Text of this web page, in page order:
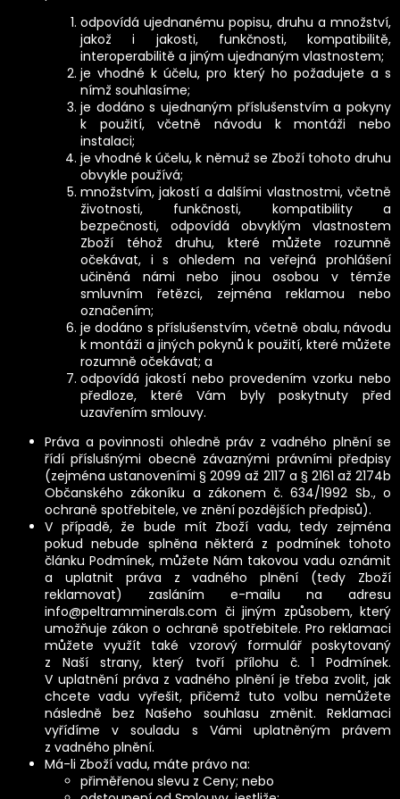
odpovídá ujednanému popisu, druhu a množství,
jakož i jakosti, funkčnosti, kompatibilitě,
interoperabilitě a jiným ujednaným vlastnostem;
je vhodné k účelu, pro který ho požadujete a s
nímž souhlasíme;
je dodáno s ujednaným příslušenstvím a pokyny
k použití, včetně návodu k montáži nebo
instalaci;
je vhodné k účelu, k němuž se Zboží tohoto druhu
obvykle používá;
množstvím, jakostí a dalšími vlastnostmi, včetně
životnosti, funkčnosti, kompatibility a
bezpečnosti, odpovídá obvyklým vlastnostem
Zboží téhož druhu, které můžete rozumně
očekávat, i s ohledem na veřejná prohlášení
učiněná námi nebo jinou osobou v témže
smluvním řetězci, zejména reklamou nebo
označením;
je dodáno s příslušenstvím, včetně obalu, návodu
k montáži a jiných pokynů k použití, které můžete
rozumně očekávat; a
odpovídá jakostí nebo provedením vzorku nebo
předloze, které Vám byly poskytnuty před
uzavřením smlouvy.
Práva a povinnosti ohledně práv z vadného plnění se
řídí příslušnými obecně závaznými právními předpisy
(zejména ustanoveními § 2099 až 2117 a § 2161 až 2174b
Občanského zákoníku a zákonem č. 634/1992 Sb., o
ochraně spotřebitele, ve znění pozdějších předpisů).
V případě, že bude mít Zboží vadu, tedy zejména
pokud nebude splněna některá z podmínek tohoto
článku Podmínek, můžete Nám takovou vadu oznámit
a uplatnit práva z vadného plnění (tedy Zboží
reklamovat) zasláním e-mailu na adresu
info@peltramminerals.com či jiným způsobem, který
umožňuje zákon o ochraně spotřebitele. Pro reklamaci
můžete využít také vzorový formulář poskytovaný
z Naší strany, který tvoří přílohu č. 1 Podmínek.
V uplatnění práva z vadného plnění je třeba zvolit, jak
chcete vadu vyřešit, přičemž tuto volbu nemůžete
následně bez Našeho souhlasu změnit. Reklamaci
vyřídíme v souladu s Vámi uplatněným právem
z vadného plnění.
Má-li Zboží vadu, máte právo na:
přiměřenou slevu z Ceny; nebo